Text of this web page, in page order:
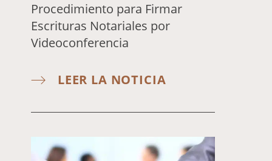
Procedimiento para Firmar
Escrituras Notariales por
Videoconferencia
LEER LA NOTICIA